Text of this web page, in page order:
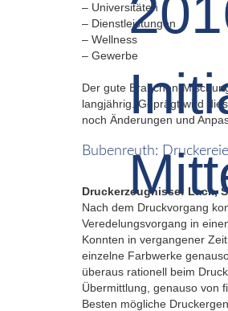
– Universitäten
– Dienstleistungen
– Wellness
– Gewerbe
Der gute Branchen-
langjährig. Geprägt wird
noch Änderungen und
Bubenreuth:
Druckerzeugnisse: Lack,
Nach dem Druckvorgang
Veredelungsvorgang in
Konnten in vergangener
einzelne Farbwerke
überaus rationell beim
Übermittlung, genauso von
Besten mögliche